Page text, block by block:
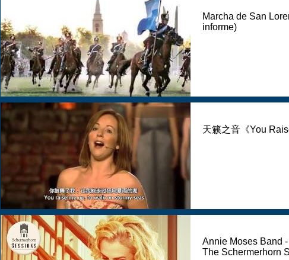
Marcha de San
informe)
天籁之音《You
Annie Moses Band
The Schermerhorn